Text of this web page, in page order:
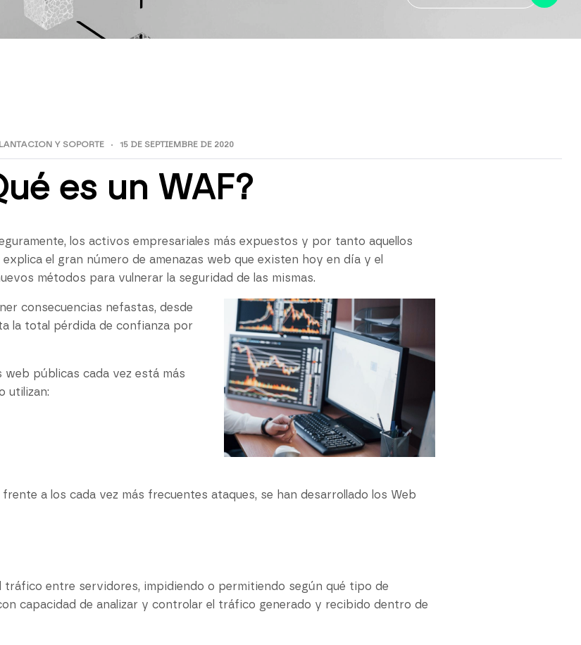
Y SOPORTE 15 DE SEPTIEMBRE DE 2020
es un WAF?
los activos empresariales más expuestos y por tanto aquellos
el gran número de amenazas web que existen hoy en día y el
métodos para vulnerar la seguridad de las mismas.
consecuencias nefastas, desde
la total pérdida de confianza por
web públicas cada vez está más
utilizan:
a los cada vez más frecuentes ataques, se han desarrollado los Web
tráfico entre servidores, impidiendo o permitiendo según qué tipo de
capacidad de analizar y controlar el tráfico generado y recibido dentro de